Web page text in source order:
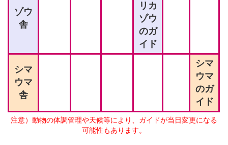
ゾウ
舎
リカ
ゾウ
のガ
イド
シマ
ウマ
舎
シマ
ウマ
のガ
イド
注意）動物の体調管理や天候等により、ガイドが当日変更になる
可能性もあります。